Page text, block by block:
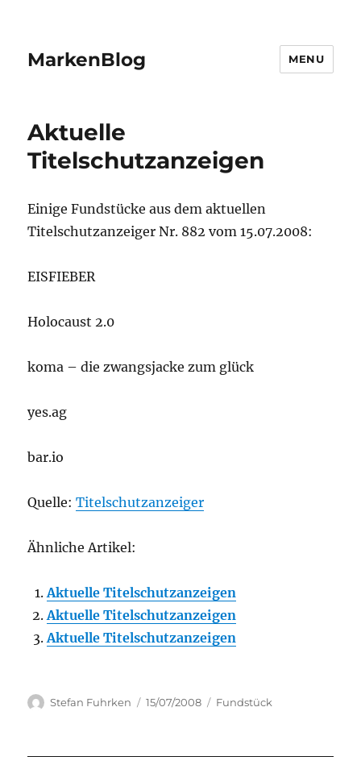
MarkenBlog MENU
Aktuelle
Titelschutzanzeigen
Einige Fundstücke aus dem aktuellen
Titelschutzanzeiger Nr. 882 vom 15.07.2008:
EISFIEBER
Holocaust 2.0
koma – die zwangsjacke zum glück
yes.ag
bar.io
Quelle:Titelschutzanzeiger
Ähnliche Artikel:
Aktuelle Titelschutzanzeigen
Aktuelle Titelschutzanzeigen
Aktuelle Titelschutzanzeigen
Author
Stefan Fuhrken
Posted
15/07/2008 Categories
Fundstück